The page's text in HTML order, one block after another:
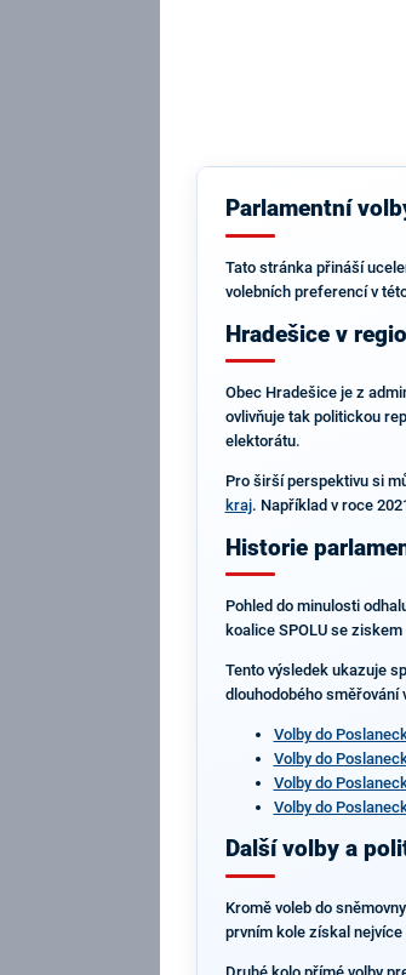
Parlamentní
Tato stránka přináší
volebních preferencí v
Hradešice v
Obec Hradešice je z
ovlivňuje tak politickou
elektorátu.
Pro širší perspektivu si
kraj. Například v roce
Historie
Pohled do minulosti
koalice SPOLU se
Tento výsledek ukazuje
dlouhodobého směřování
Volby do
Volby do
Volby do
Volby do
Další volby a
Kromě voleb do
prvním kole získal nejvíce